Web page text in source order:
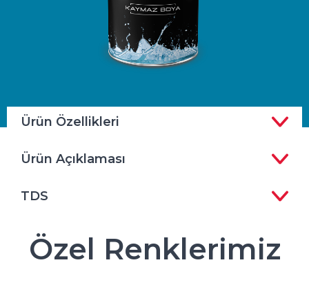
Ürün Özellikleri
Ürün Açıklaması
TDS
Özel Renklerimiz